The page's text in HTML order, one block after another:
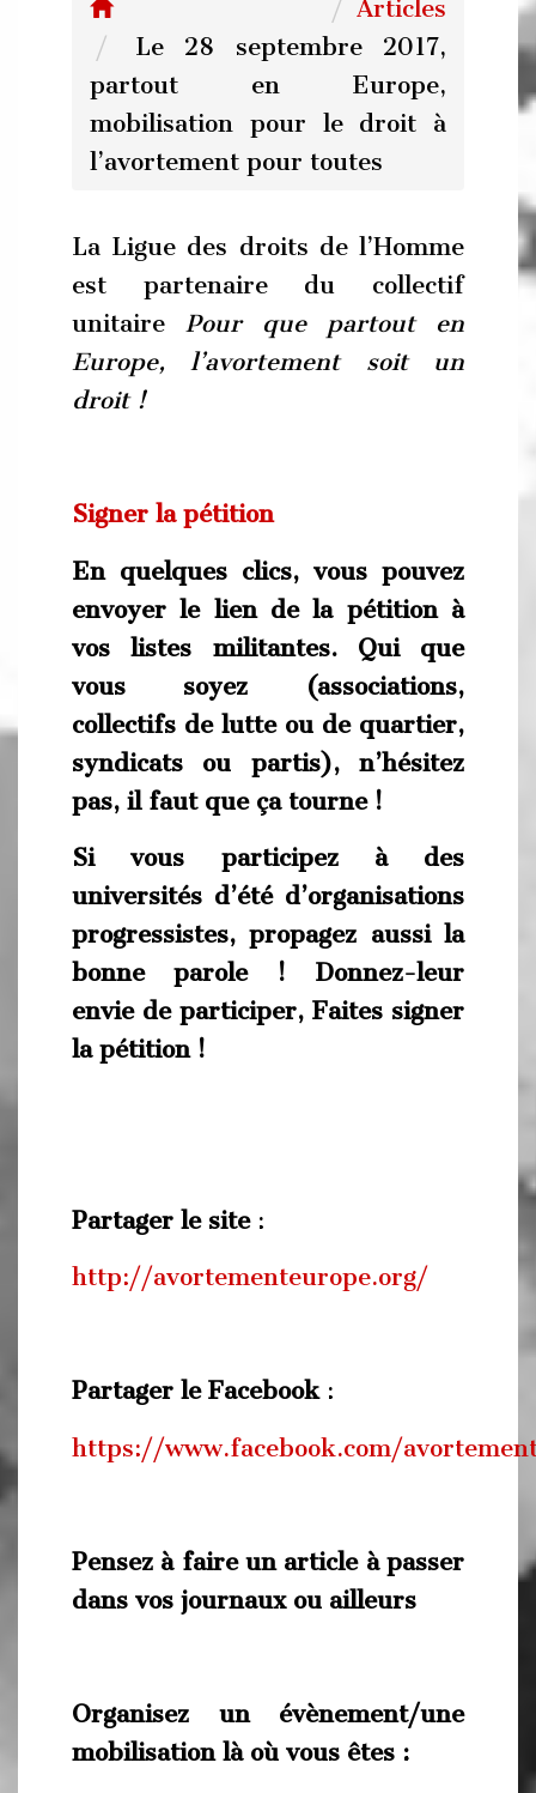
Articles
Le 28 septembre 2017,
partout en Europe,
mobilisation pour le droit à
l’avortement pour toutes
La Ligue des droits de l’Homme
est partenaire du collectif
unitaire Pour que partout en
Europe, l’avortement soit un
droit !
Signer la pétition
En quelques clics, vous pouvez
envoyer le lien de la pétition à
vos listes militantes. Qui que
vous soyez (associations,
collectifs de lutte ou de quartier,
syndicats ou partis), n’hésitez
pas, il faut que ça tourne !
Si vous participez à des
universités d’été d’organisations
progressistes, propagez aussi la
bonne parole ! Donnez-leur
envie de participer, Faites signer
la pétition !
Partager le site :
http://avortementeurope.org/
Partager le Facebook :
https://www.facebook.com/
Pensez à faire un article à passer
dans vos journaux ou ailleurs
Organisez un évènement/une
mobilisation là où vous êtes :